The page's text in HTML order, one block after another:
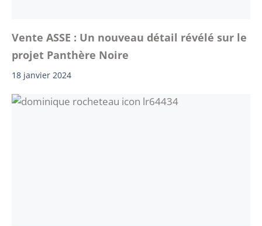
Vente ASSE : Un nouveau détail révélé sur le
projet Panthère Noire
18 janvier 2024